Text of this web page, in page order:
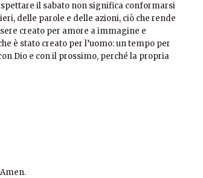
il sabato non significa conformarsi
delle parole e delle azioni, ciò che rende
creato per amore a immagine e
è stato creato per l’uomo: un tempo per
Dio e con il prossimo, perché la propria